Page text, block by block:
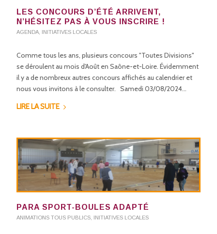
LES CONCOURS D’ÉTÉ ARRIVENT,
N’HÉSITEZ PAS À VOUS INSCRIRE !
AGENDA INITIATIVES LOCALES
Comme tous les ans, plusieurs concours "Toutes Divisions"
se déroulent au mois d'Août en Saône-et-Loire. Évidemment
il y a de nombreux autres concours affichés au calendrier et
nous vous invitons à le consulter. Samedi 03/08/2024…
LIRE LA SUITE
PARA SPORT-BOULES ADAPTÉ
ANIMATIONS TOUS PUBLICS INITIATIVES LOCALES